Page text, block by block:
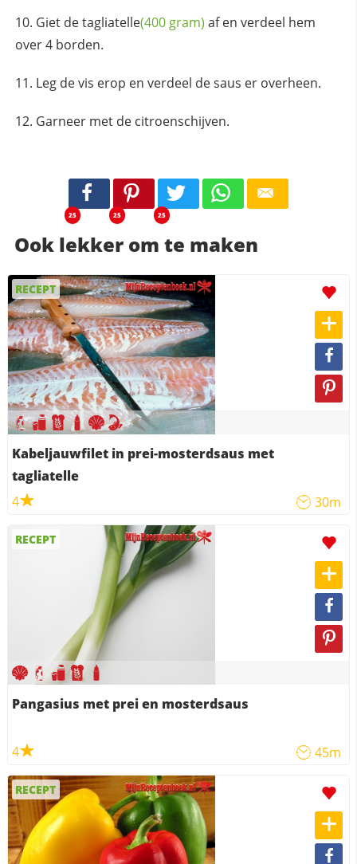
Giet detagliatelle(400 gram) af en verdeel hem
over 4 borden.
Leg de vis erop en verdeel de saus er overheen.
Garneer met de citroenschijven.
25 25 25
Ook lekker om te maken
RECEPT
Kabeljauwfilet in prei-mosterdsaus met
tagliatelle
4
30m
RECEPT
Pangasius met prei en mosterdsaus
4 45m
RECEPT